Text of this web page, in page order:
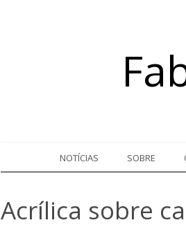
NOTÍCIAS SOBRE
Acrílica sobre